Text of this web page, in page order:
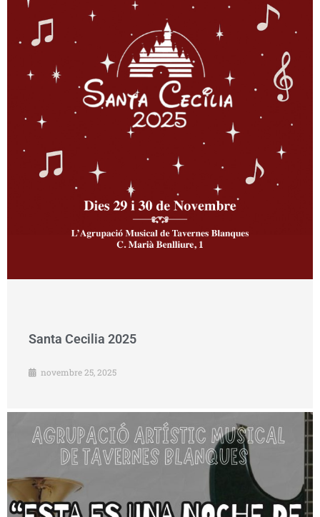
Santa Cecilia 2025
novembre 25, 2025